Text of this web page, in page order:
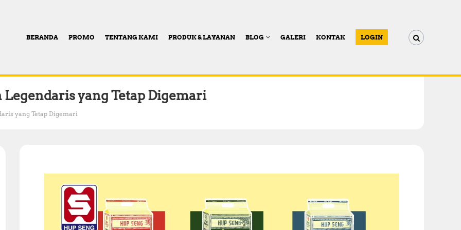
BERANDA PROMO TENTANG KAMI PRODUK & LAYANAN BLOG GALERI KONTAK LOGIN
yang Tetap Digemari
yang Tetap Digemari